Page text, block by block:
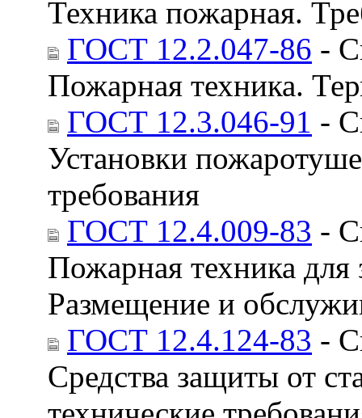
Техника пожарная.
ГОСТ 12.2.047-86 -
Пожарная техника.
ГОСТ 12.3.046-91 -
Установки
требования
ГОСТ 12.4.009-83 -
Пожарная техника
Размещение и
ГОСТ 12.4.124-83 -
Средства защиты от